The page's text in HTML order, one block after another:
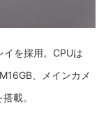
イを採用。CPUは
、メインカメ
載。